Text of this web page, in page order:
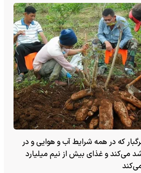
که در همه شرایط آب و هوایی و در
می‌کند و غذای بیش از نیم میلیارد